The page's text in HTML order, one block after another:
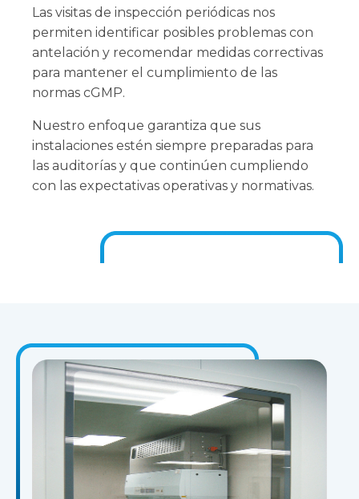
Las visitas de inspección periódicas nos
permiten identificar posibles problemas con
antelación y recomendar medidas correctivas
para mantener el cumplimiento de las
normas cGMP.
Nuestro enfoque garantiza que sus
instalaciones estén siempre preparadas para
las auditorías y que continúen cumpliendo
con las expectativas operativas y normativas.